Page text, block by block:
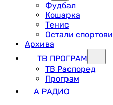
Фудбал
Кошарка
Тенис
Остали спортови
Архива
ТВ ПРОГРАМ
ТВ Распоред
Програм
А РАДИО